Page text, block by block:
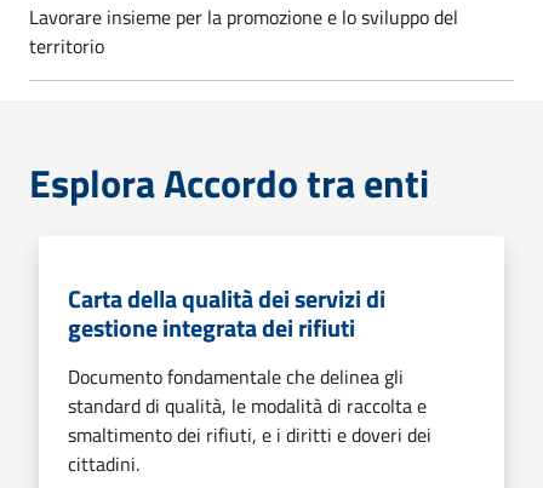
Lavorare insieme per la promozione e lo sviluppo del
territorio
Esplora Accordo tra enti
Carta della qualità dei servizi di
gestione integrata dei rifiuti
Documento fondamentale che delinea gli
standard di qualità, le modalità di raccolta e
smaltimento dei rifiuti, e i diritti e doveri dei
cittadini.